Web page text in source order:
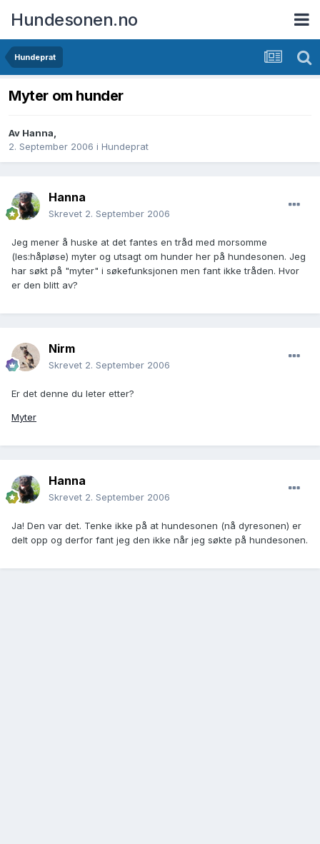
Hundesonen.no
Hundeprat
Myter om hunder
Av Hanna,
2. September 2006 i Hundeprat
Hanna
Skrevet 2. September 2006
Jeg mener å huske at det fantes en tråd med morsomme
(les:håpløse) myter og utsagt om hunder her på hundesonen. Jeg
har søkt på "myter" i søkefunksjonen men fant ikke tråden. Hvor
er den blitt av?
Nirm
Skrevet 2. September 2006
Er det denne du leter etter?
Myter
Hanna
Skrevet 2. September 2006
Ja! Den var det. Tenke ikke på at hundesonen (nå dyresonen) er
delt opp og derfor fant jeg den ikke når jeg søkte på hundesonen.